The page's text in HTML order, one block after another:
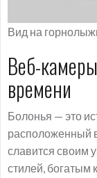
Вид на
Веб-
времени
Болонья — это
расположенный
славится своим
стилей, богатым